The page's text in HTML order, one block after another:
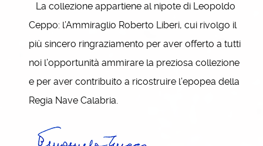
La collezione appartiene al nipote di Leopoldo
Ceppo: l’Ammiraglio Roberto Liberi, cui rivolgo il
più sincero ringraziamento per aver offerto a tutti
noi l’opportunità ammirare la preziosa collezione
e per aver contribuito a ricostruire l’epopea della
Regia Nave Calabria.